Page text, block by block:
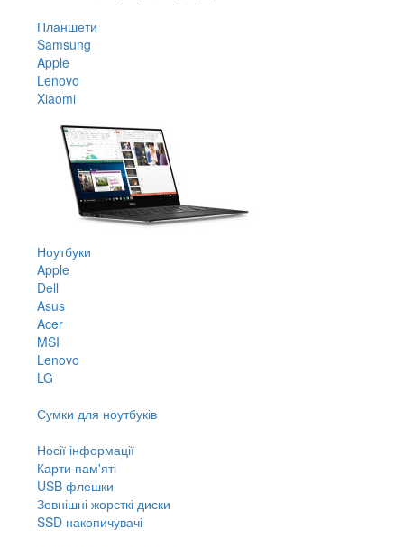
Планшети
Samsung
Apple
Lenovo
Xiaomi
Ноутбуки
Apple
Dell
Asus
Acer
MSI
Lenovo
LG
Сумки для ноутбуків
Носії інформації
Карти пам'яті
USB флешки
Зовнішні жорсткі диски
SSD накопичувачі